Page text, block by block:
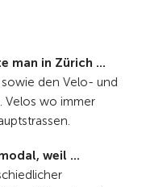
man in Zürich ...
den Velo- und
Velos wo immer
weil ...